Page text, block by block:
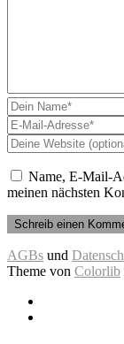
Name, E-Mail-
meinen nächsten
AGBs und
Theme von Colorlib